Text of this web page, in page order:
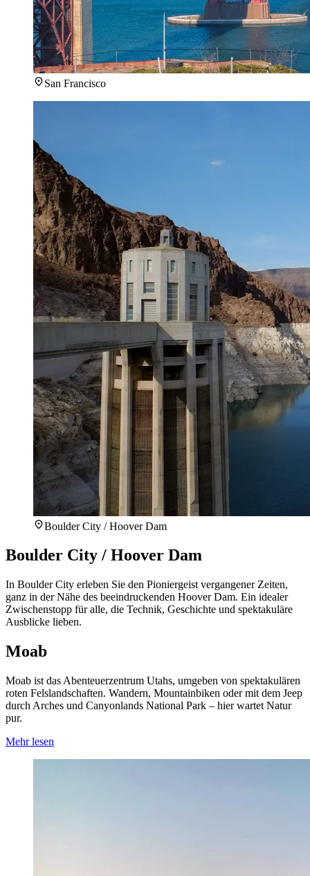
San Francisco
Boulder City / Hoover Dam
Boulder City / Hoover Dam
In Boulder City erleben Sie den Pioniergeist vergangener Zeiten,
ganz in der Nähe des beeindruckenden Hoover Dam. Ein idealer
Zwischenstopp für alle, die Technik, Geschichte und spektakuläre
Ausblicke lieben.
Moab
Moab ist das Abenteuerzentrum Utahs, umgeben von spektakulären
roten Felslandschaften. Wandern, Mountainbiken oder mit dem Jeep
durch Arches und Canyonlands National Park – hier wartet Natur
pur.
Mehr lesen